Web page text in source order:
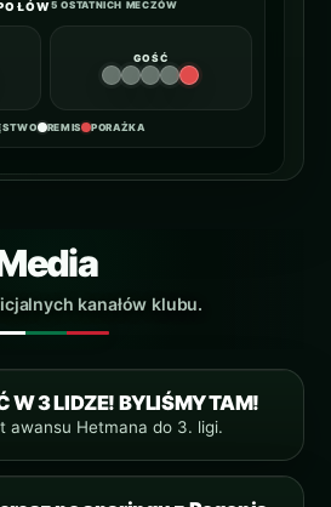
5 OSTATNICH MECZÓW
GOŚĆ
REMIS PORAŻKA
kanałów klubu.
YOUTUBE
W 3 LIDZE! BYLIŚMY TAM!
awansu Hetmana do 3. ligi.